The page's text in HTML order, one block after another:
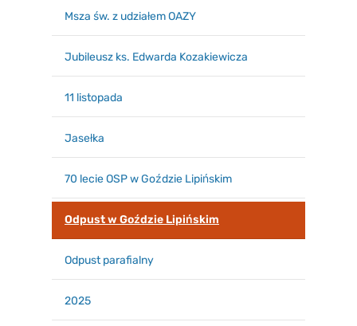
Msza św. z udziałem OAZY
Jubileusz ks. Edwarda Kozakiewicza
11 listopada
Jasełka
70 lecie OSP w Goździe Lipińskim
Odpust w Goździe Lipińskim
Odpust parafialny
2025